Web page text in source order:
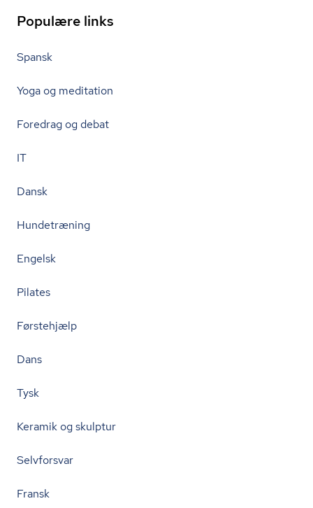
Populære links
Spansk
Yoga og meditation
Foredrag og debat
IT
Dansk
Hundetræning
Engelsk
Pilates
Førstehjælp
Dans
Tysk
Keramik og skulptur
Selvforsvar
Fransk